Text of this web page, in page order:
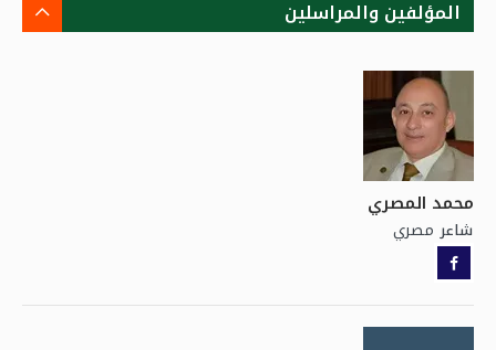
المؤلفين والمراسلين
محمد المصري
شاعر مصري